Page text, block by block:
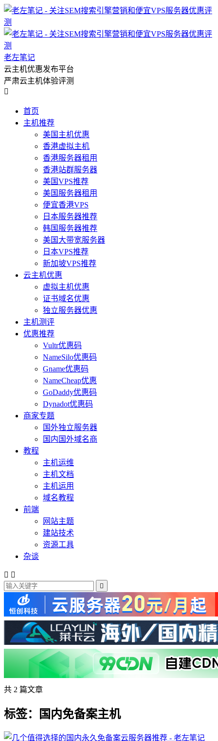
老左笔记
云主机优惠发布平台
严肃云主机体验评测

首页
主机推荐
美国主机优惠
香港虚拟主机
香港服务器租用
香港站群服务器
美国VPS推荐
美国服务器租用
便宜香港VPS
日本服务器推荐
韩国服务器推荐
美国大带宽服务器
日本VPS推荐
新加坡VPS推荐
云主机优惠
虚拟主机优惠
证书域名优惠
独立服务器优惠
主机测评
优惠推荐
Vultr优惠码
NameSilo优惠码
Gname优惠码
NameCheap优惠
GoDaddy优惠码
Dynadot优惠码
商家专题
国外独立服务器
国内国外域名商
教程
主机运维
主机文档
主机运用
域名教程
前端
网站主题
建站技术
资源工具
杂谈
 

共 2 篇文章
标签：国内免备案主机